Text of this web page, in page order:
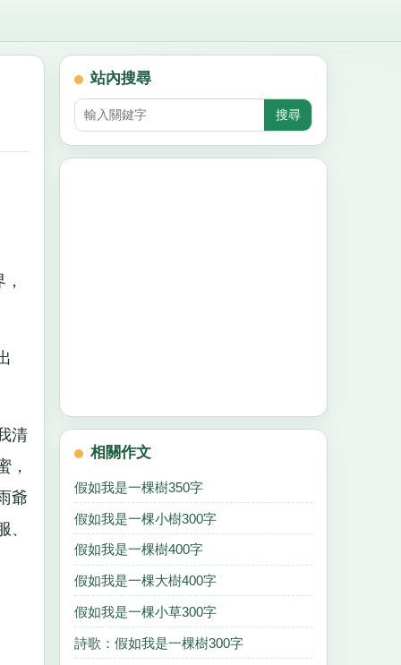
清
，
爺
站內搜尋
相關作文
假如我是一棵樹350字
假如我是一棵小樹300字
假如我是一棵樹400字
假如我是一棵大樹400字
假如我是一棵小草300字
詩歌：假如我是一棵樹300字